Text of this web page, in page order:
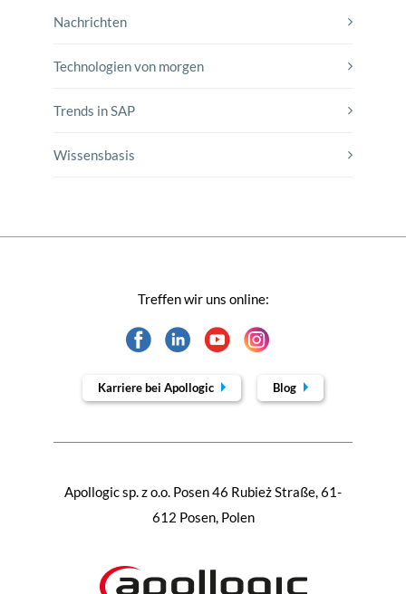
Nachrichten
Technologien von morgen
Trends in SAP
Wissensbasis
Apollogic sp. z o.o. Posen 46 Rubież Straße, 61-
612 Posen, Polen
Treffen wir uns online:
Karriere bei Apollogic Blog